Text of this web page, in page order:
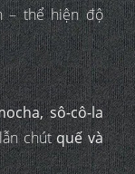
– thể hiện độ
sô-cô-la
chútquế và